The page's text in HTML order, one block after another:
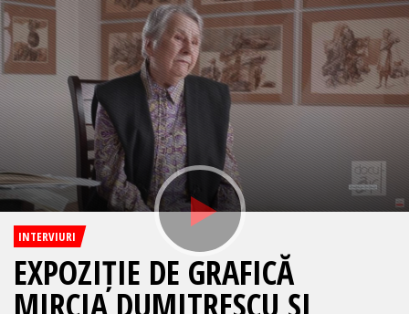
INTERVIURI
EXPOZIȚIE DE GRAFICĂ